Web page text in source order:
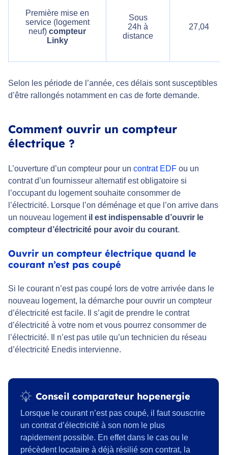
Première mise en
service (logement
neuf) compteur
Linky
Sous
24h à
distance
27,04
Selon les période de l’année, ces délais sont susceptibles
d’être rallongés notamment en cas de forte demande.
Comment ouvrir un compteur
électrique ?
L’ouverture d’un compteur pour un contrat EDF ou un
contrat d’un fournisseur alternatif est obligatoire si
l’occupant du logement souhaite consommer de
l’électricité. Lorsque l’on déménage et que l’on arrive dans
un nouveau logement il est indispensable d’ouvrir le
compteur d’électricité pour avoir du courant.
Ouvrir un compteur électrique quand le
courant n’est pas coupé
Si le courant n’est pas coupé lors de votre arrivée dans le
nouveau logement, la démarche pour ouvrir un compteur
d’électricité est facile. Il s’agit de prendre le contrat
d’électricité à votre nom et vous pourrez consommer de
l’électricité. Il n’est pas utile qu’un technicien du réseau
d’électricité Enedis intervienne.
Conseil comparateur hopenergie
Lorsque le courant n’est pas coupé, il faut souscrire
un contrat d’électricité à son nom le plus
rapidement possible. En effet dans le cas ou le
précèdent locataire à déjà résilié son contrat, la